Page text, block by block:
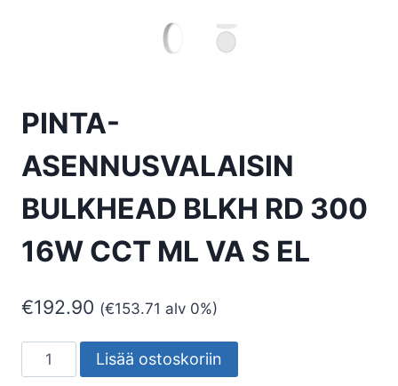
PINTA-
ASENNUSVALAISIN
BULKHEAD BLKH RD 300
16W CCT ML VA S EL
€192.90 (€153.71 alv 0%)
PINTA-
ASENNUSVALAISIN
Lisää ostoskoriin